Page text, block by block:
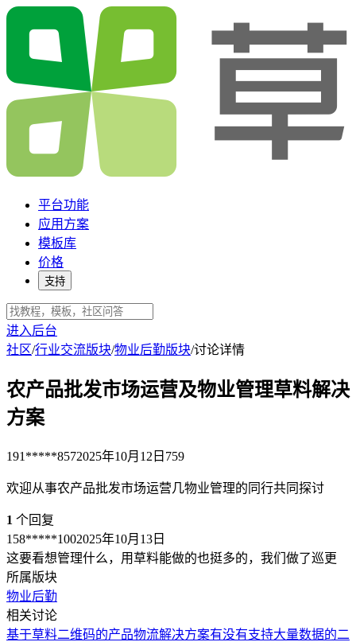
平台功能
应用方案
模板库
价格
支持
进入后台
社区/行业交流版块/物业后勤版块/讨论详情
农产品批发市场运营及物业管理草料解决
方案
191*****8572025年10月12日 759
欢迎从事农产品批发市场运营几物业管理的同行共同探讨
1 个回复
158*****1002025年10月13日
这要看想管理什么，用草料能做的也挺多的，我们做了巡更
所属版块
物业后勤
相关讨论
基于草料二维码的产品物流解决方案有没有支持大量数据的二